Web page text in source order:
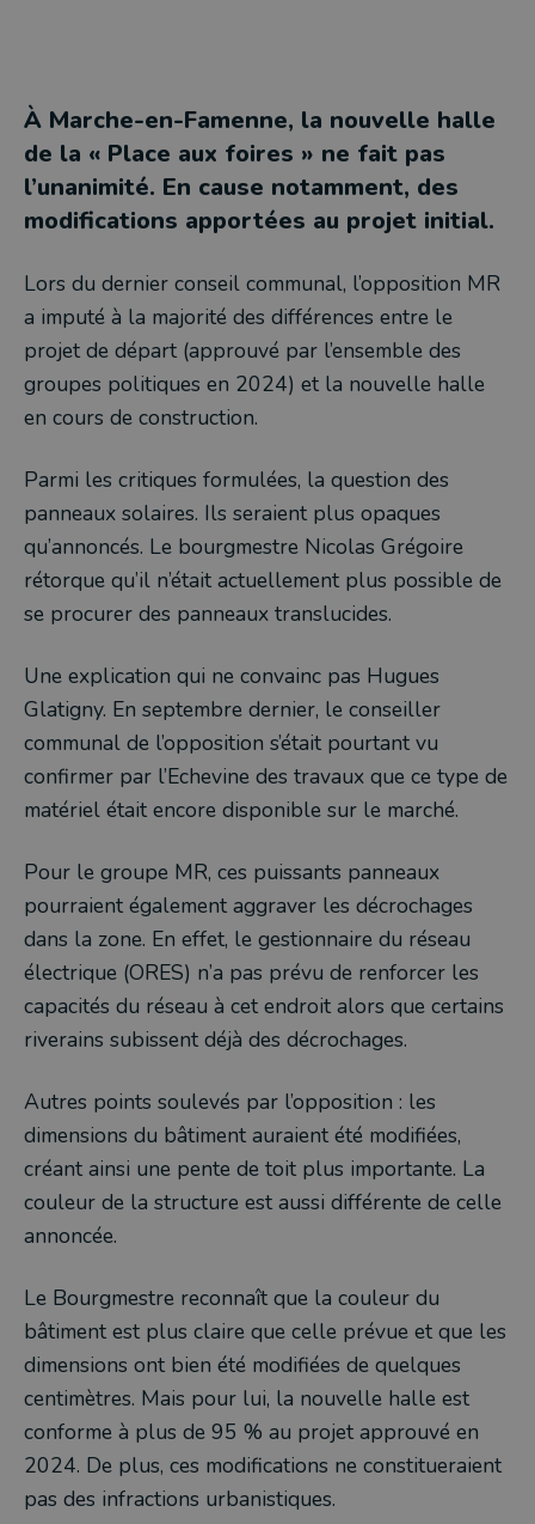
À Marche-en-Famenne, la nouvelle halle
de la « Place aux foires » ne fait pas
l’unanimité. En cause notamment, des
modifications apportées au projet initial.
Lors du dernier conseil communal, l’opposition MR
a imputé à la majorité des différences entre le
projet de départ (approuvé par l’ensemble des
groupes politiques en 2024) et la nouvelle halle
en cours de construction.
Parmi les critiques formulées, la question des
panneaux solaires. Ils seraient plus opaques
qu’annoncés. Le bourgmestre Nicolas Grégoire
rétorque qu’il n’était actuellement plus possible de
se procurer des panneaux translucides.
Une explication qui ne convainc pas Hugues
Glatigny. En septembre dernier, le conseiller
communal de l’opposition s’était pourtant vu
confirmer par l’Echevine des travaux que ce type de
matériel était encore disponible sur le marché.
Pour le groupe MR, ces puissants panneaux
pourraient également aggraver les décrochages
dans la zone. En effet, le gestionnaire du réseau
électrique (ORES) n’a pas prévu de renforcer les
capacités du réseau à cet endroit alors que certains
riverains subissent déjà des décrochages.
Autres points soulevés par l’opposition : les
dimensions du bâtiment auraient été modifiées,
créant ainsi une pente de toit plus importante. La
couleur de la structure est aussi différente de celle
annoncée.
Le Bourgmestre reconnaît que la couleur du
bâtiment est plus claire que celle prévue et que les
dimensions ont bien été modifiées de quelques
centimètres. Mais pour lui, la nouvelle halle est
conforme à plus de 95 % au projet approuvé en
2024. De plus, ces modifications ne constitueraient
pas des infractions urbanistiques.